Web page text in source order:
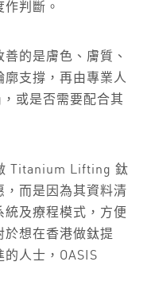
判斷。
的是膚色、膚質、
支撐，再由專業人
或是否需要配合其
Titanium Lifting 鈦
，而是因為其資料清
及療程模式，方便
於想在香港做鈦提
人士，OASIS